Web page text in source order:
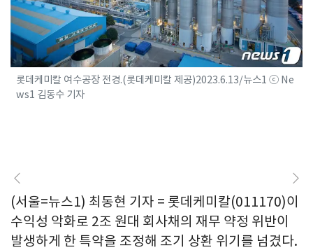
롯데케미칼 여수공장 전경.(롯데케미칼 제공)2023.6.13/뉴스1 ⓒ Ne
ws1 김동수 기자
(서울=뉴스1) 최동현 기자 = 롯데케미칼(011170)이
수익성 악화로 2조 원대 회사채의 재무 약정 위반이
발생하게 한 특약을 조정해 조기 상환 위기를 넘겼다.